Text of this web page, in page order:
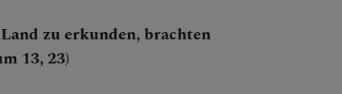
zu erkunden, brachten
13, 23)